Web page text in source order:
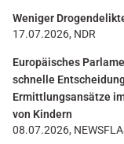
Weniger
17.07.2026, NDR
Europäisches
schnelle
Ermittlungsansätze
von Kindern
08.07.2026,